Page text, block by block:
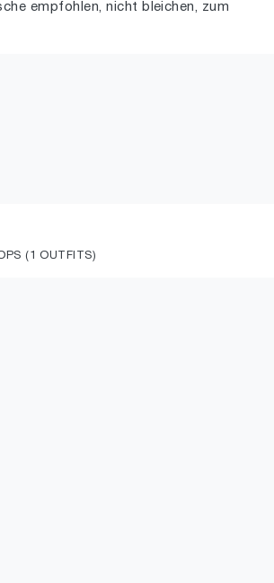
empfohlen, nicht bleichen, zum
(1 OUTFITS)